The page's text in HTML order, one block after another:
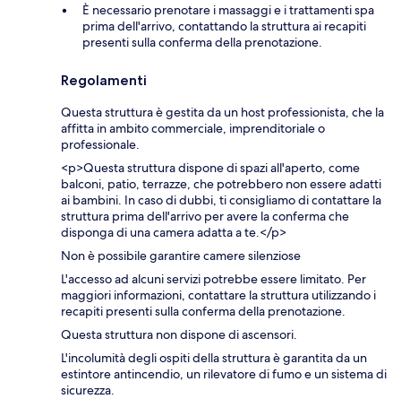
È necessario prenotare i massaggi e i trattamenti spa
prima dell'arrivo, contattando la struttura ai recapiti
presenti sulla conferma della prenotazione.
Regolamenti
Questa struttura è gestita da un host professionista, che la
affitta in ambito commerciale, imprenditoriale o
professionale.
<p>Questa struttura dispone di spazi all'aperto, come
balconi, patio, terrazze, che potrebbero non essere adatti
ai bambini. In caso di dubbi, ti consigliamo di contattare la
struttura prima dell'arrivo per avere la conferma che
disponga di una camera adatta a te.</p>
Non è possibile garantire camere silenziose
L'accesso ad alcuni servizi potrebbe essere limitato. Per
maggiori informazioni, contattare la struttura utilizzando i
recapiti presenti sulla conferma della prenotazione.
Questa struttura non dispone di ascensori.
L'incolumità degli ospiti della struttura è garantita da un
estintore antincendio, un rilevatore di fumo e un sistema di
sicurezza.